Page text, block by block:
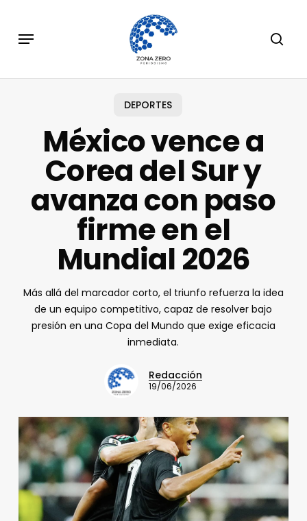
main
Menu
DEPORTES
México vence a
Corea del Sur y
avanza con paso
firme en el
Mundial 2026
Más allá del marcador corto, el triunfo refuerza la idea
de un equipo competitivo, capaz de resolver bajo
presión en una Copa del Mundo que exige eficacia
inmediata.
Redacción
19/06/2026